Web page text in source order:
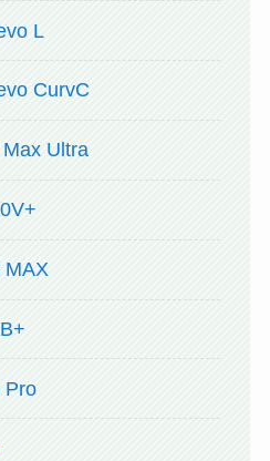
L
CurvC
Ultra
MAX
Pro